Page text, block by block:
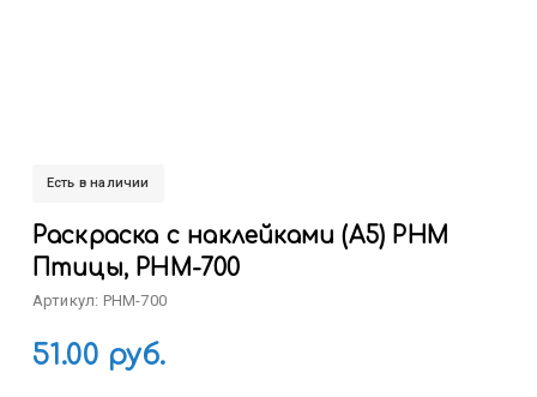
Есть в наличии
Раскраска с наклейками (А5) РНМ
Птицы, РНМ-700
Артикул: РНМ-700
51.00 руб.